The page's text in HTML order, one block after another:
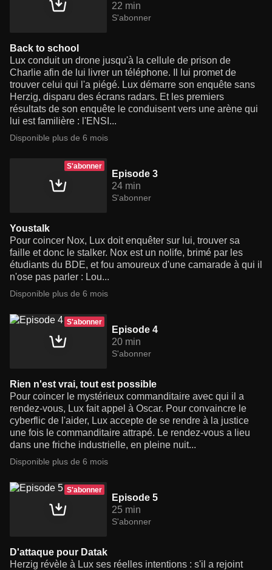
22 min
S'abonner
Back to school
Lux conduit un drone jusqu'à la cellule de prison de
Charlie afin de lui livrer un téléphone. Il lui promet de
trouver celui qui l'a piégé. Lux démarre son enquête sans
Herzig, disparu des écrans radars. Et les premiers
résultats de son enquête le conduisent vers une arène qui
lui est familière : l'ENSI...
Disponible plus de 6 mois
S'abonner
Episode 3
24 min
S'abonner
Youstalk
Pour coincer Nox, Lux doit enquêter sur lui, trouver sa
faille et donc le stalker. Nox est un nolife, brimé par les
étudiants du BDE, et fou amoureux d'une camarade à qui il
n'ose pas parler : Lou...
Disponible plus de 6 mois
S'abonner
Episode 4
20 min
S'abonner
Rien n'est vrai, tout est possible
Pour coincer le mystérieux commanditaire avec qui il a
rendez-vous, Lux fait appel à Oscar. Pour convaincre le
cyberflic de l'aider, Lux accepte de se rendre à la justice
une fois le commanditaire attrapé. Le rendez-vous a lieu
dans une friche industrielle, en pleine nuit...
Disponible plus de 6 mois
S'abonner
Episode 5
25 min
S'abonner
D'attaque pour Datak
Herzig révèle à Lux ses réelles intentions : s'il a rejoint